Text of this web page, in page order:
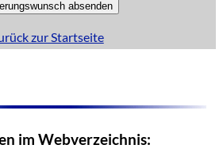
zur Startseite
im Webverzeichnis: